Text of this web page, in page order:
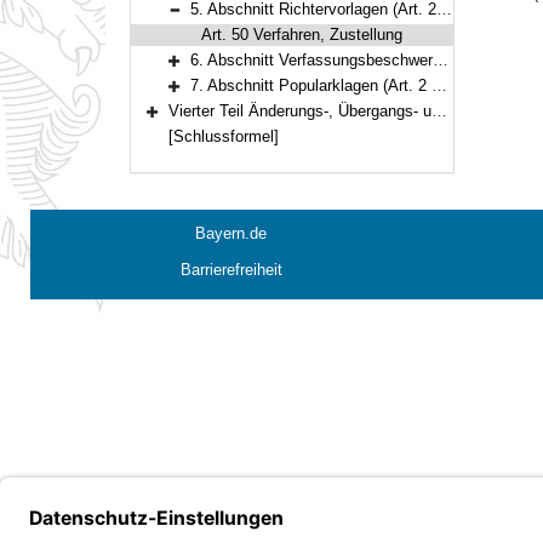
Bereich reduzieren
5. Abschnitt Richtervorlagen (Art. 2 Nr. 5) (Art. 50)
Art. 50 Verfahren, Zustellung
Bereich erweitern
6. Abschnitt Verfassungsbeschwerden (Art. 2 Nr. 6) (Art. 51–54)
Bereich erweitern
7. Abschnitt Popularklagen (Art. 2 Nr. 7) (Art. 55)
Bereich erweitern
Vierter Teil Änderungs-, Übergangs- und Schlußvorschriften (Art. 56–57)
[Schlussformel]
Bayern.de
Barrierefreiheit